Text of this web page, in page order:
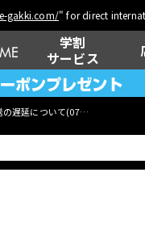
gakki.com/" for direct
学割
サービス
の遅延について(07月29日